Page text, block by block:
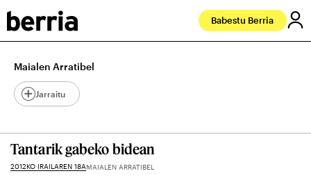
Babestu Berria
Maialen Arratibel
Jarraitu
Tantarik gabeko bidean
2012KO IRAILAREN 18AMAIALEN ARRATIBEL